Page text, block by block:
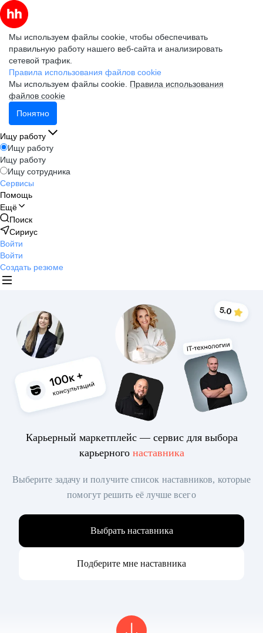
Мы используем файлы cookie, чтобы обеспечивать
правильную работу нашего веб-сайта и анализировать
сетевой трафик.
Правила использования файлов cookie
Мы используем файлы cookie. Правила использования
файлов cookie
Понятно
Ищу работу
Ищу работу
Ищу работу
Ищу сотрудника
Сервисы
Помощь
Ещё
Поиск
Сириус
Войти
Войти
Создать резюме
Карьерный маркетплейс — сервис для выбора
карьерного наставника
Выберите задачу и получите список наставников, которые
помогут решить её лучше всего
Выбрать наставника
Подберите мне наставника